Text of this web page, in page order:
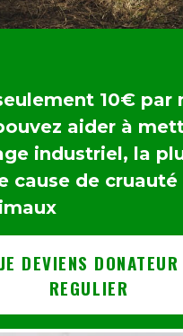
10€ par
aider à
industriel, la
cause de cruauté
JE DEVIENS DONATEUR
REGULIER